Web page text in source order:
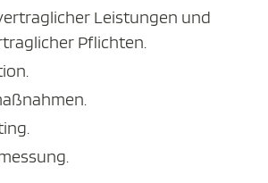
Leistungen und
Pflichten.